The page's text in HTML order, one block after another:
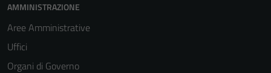
AMMINISTRAZIONE
Aree Amministrative
Uffici
Organi di Governo